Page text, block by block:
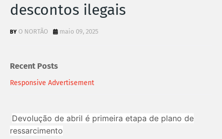
descontos ilegais
O NORTÃO maio 09, 2025
Recent Posts
Responsive Advertisement
Devolução de abril é primeira etapa de plano de
ressarcimento